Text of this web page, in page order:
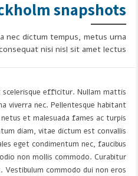
snapshots
nec dictum tempus, metus urna
nisi nisl sit amet lectus.
scelerisque efficitur. Nullam mattis
viverra nec. Pellentesque habitant
et malesuada fames ac turpis
diam, vitae dictum est convallis
eget condimentum nec, faucibus
non mollis commodo. Curabitur
commodo dui non eros